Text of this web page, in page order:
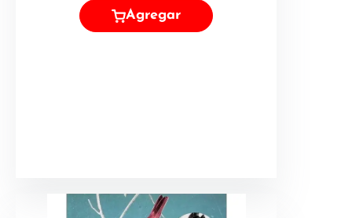
Agregar